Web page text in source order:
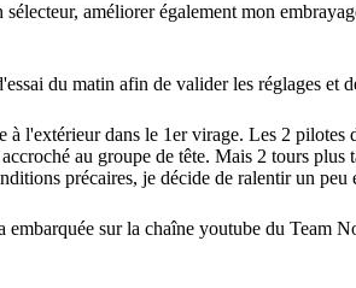
améliorer également mon
du matin afin de valider les réglages et
l'extérieur dans le 1er virage. Les 2
au groupe de tête. Mais 2 tours
précaires, je décide de ralentir un peu
embarquée sur la chaîne youtube du Team